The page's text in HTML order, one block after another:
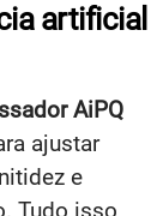
artificial
AiPQ
ajustar
e